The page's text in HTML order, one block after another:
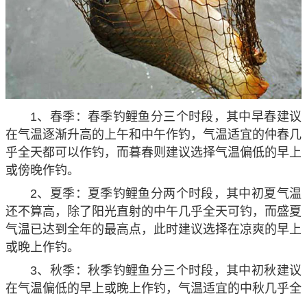
1、春季：春季钓鲤鱼分三个时段，其中早春建议
在气温逐渐升高的上午和中午作钓，气温适宜的仲春几
乎全天都可以作钓，而暮春则建议选择气温偏低的早上
或傍晚作钓。
2、夏季：夏季钓鲤鱼分两个时段，其中初夏气温
还不算高，除了阳光直射的中午几乎全天可钓，而盛夏
气温已达到全年的最高点，此时建议选择在凉爽的早上
或晚上作钓。
3、秋季：秋季钓鲤鱼分三个时段，其中初秋建议
在气温偏低的早上或晚上作钓，气温适宜的中秋几乎全